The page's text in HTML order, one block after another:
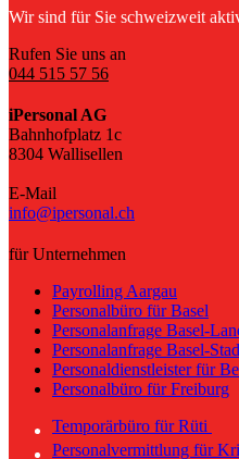
Wir sind für Sie schweizweit
Rufen Sie uns an
044 515 57 56
iPersonal AG
Bahnhofplatz 1c
8304 Wallisellen
E-Mail
info@ipersonal.ch
für Unternehmen
Payrolling Aargau
Personalbüro für Basel
Personalanfrage Basel-
Personalanfrage Basel-
Personaldienstleister für
Personalbüro für Freiburg
Temporärbüro für Rüti
Personalvermittlung für